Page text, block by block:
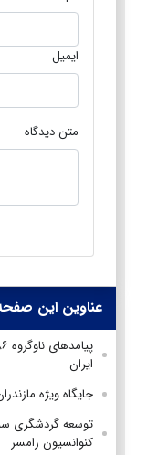
ایمیل
متن دیدگاه
عناوین این
ایران
جایگاه ویژه
توسعه گردشگری
کنوانسیون رامسر